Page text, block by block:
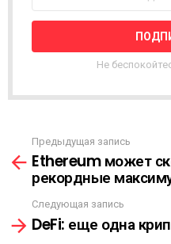
Т
Н
Я
С
Ы
Л
К
А
Не
м
е
Предыдущая запись
Ethereum может
рекордные
Следующая запись
DeFi: еще одна